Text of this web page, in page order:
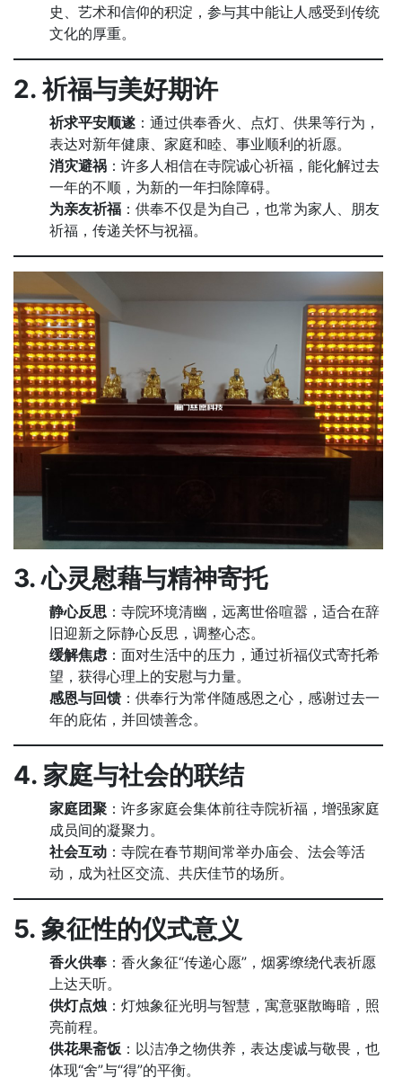
史、艺术和信仰的积淀，参与其中能让人感受到传统
文化的厚重。
2. 祈福与美好期许
祈求平安顺遂 ：通过供奉香火、点灯、供果等行为，
表达对新年健康、家庭和睦、事业顺利的祈愿。
消灾避祸 ：许多人相信在寺院诚心祈福，能化解过去
一年的不顺，为新的一年扫除障碍。
为亲友祈福 ：供奉不仅是为自己，也常为家人、朋友
祈福，传递关怀与祝福。
3. 心灵慰藉与精神寄托
静心反思 ：寺院环境清幽，远离世俗喧嚣，适合在辞
旧迎新之际静心反思，调整心态。
缓解焦虑 ：面对生活中的压力，通过祈福仪式寄托希
望，获得心理上的安慰与力量。
感恩与回馈 ：供奉行为常伴随感恩之心，感谢过去一
年的庇佑，并回馈善念。
4. 家庭与社会的联结
家庭团聚 ：许多家庭会集体前往寺院祈福，增强家庭
成员间的凝聚力。
社会互动 ：寺院在春节期间常举办庙会、法会等活
动，成为社区交流、共庆佳节的场所。
5. 象征性的仪式意义
香火供奉 ：香火象征“传递心愿”，烟雾缭绕代表祈愿
上达天听。
供灯点烛 ：灯烛象征光明与智慧，寓意驱散晦暗，照
亮前程。
供花果斋饭 ：以洁净之物供养，表达虔诚与敬畏，也
体现“舍”与“得”的平衡。